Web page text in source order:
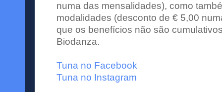
numa das mensalidades), como
modalidades (desconto de € 5,00
que os benefícios não são
Biodanza.
Tuna no Facebook
Tuna no Instagram